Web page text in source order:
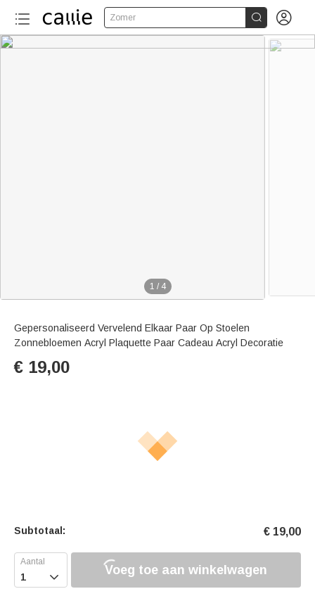
Zomer  
1 / 4
Gepersonaliseerd Vervelend Elkaar Paar Op Stoelen
Zonnebloemen Acryl Plaquette Paar Cadeau Acryl Decoratie
€ 19,00
Subtotaal: € 19,00
 Voeg toe aan winkelwagen